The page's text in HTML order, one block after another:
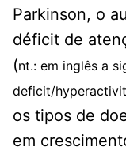
Parkinson, o
déficit de
(nt.: em inglês a
deficit/
os tipos de
em